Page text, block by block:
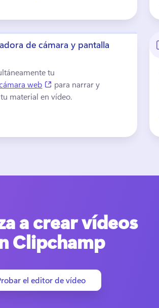
de cámara y pantalla
tu
web
(opens in a new tab)
para narrar y
material en vídeo.
a crear vídeos
Clipchamp
el editor de vídeo